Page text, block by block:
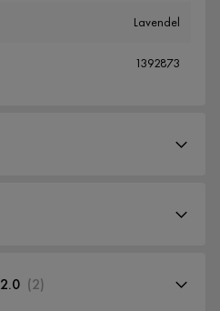
Lavendel
1392873
2.0 (2)